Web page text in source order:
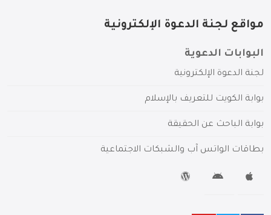
مواقع لجنة الدعوة الإلكترونية
البوابات الدعوية
لجنة الدعوة الإلكترونية
بوابة الكويت للتعريف بالإسلام
بوابة الباحث عن الحقيقة
بطاقات الواتس آب والشبكات الاجتماعية